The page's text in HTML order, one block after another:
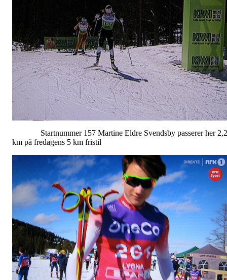
Startnummer 157 Martine Eldre Svendsby passerer her 2,2
km på fredagens 5 km fristil